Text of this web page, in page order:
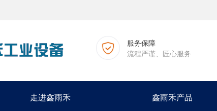
服务保障
流程严谨、匠心服务
走进鑫雨禾 鑫雨禾产品